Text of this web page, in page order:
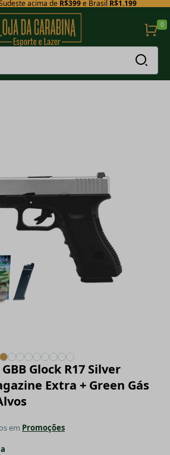
acima de R$399e Brasil R$1.199
0
Glock R17 Silver
Extra + Green Gás
em Promoções